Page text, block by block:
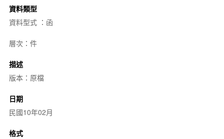
資料類型
資料型式 ：函
層次：件
描述
版本：原檔
日期
民國10年02月
格式